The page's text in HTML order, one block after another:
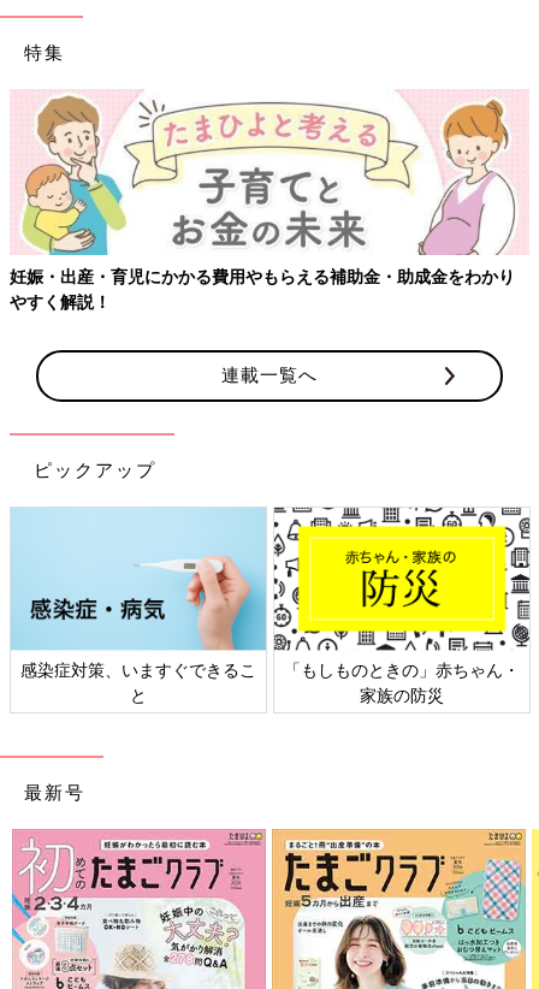
特集
妊娠・出産・育児にかかる費用やもらえる補助金・助成金をわかり
やすく解説！
連載一覧へ
ピックアップ
感染症対策、いますぐできるこ
と
「もしものときの」赤ちゃん・
家族の防災
最新号